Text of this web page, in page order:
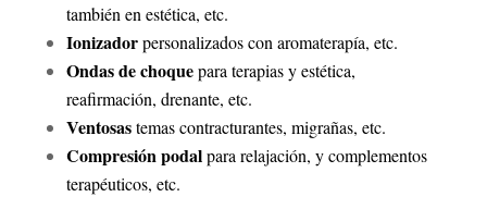
también en estética, etc.
Ionizadorpersonalizados con aromaterapía, etc.
Ondas de choquepara terapias y estética,
reafirmación, drenante, etc.
Ventosastemas contracturantes, migrañas, etc.
Compresión podalpara relajación, y complementos
terapéuticos, etc.